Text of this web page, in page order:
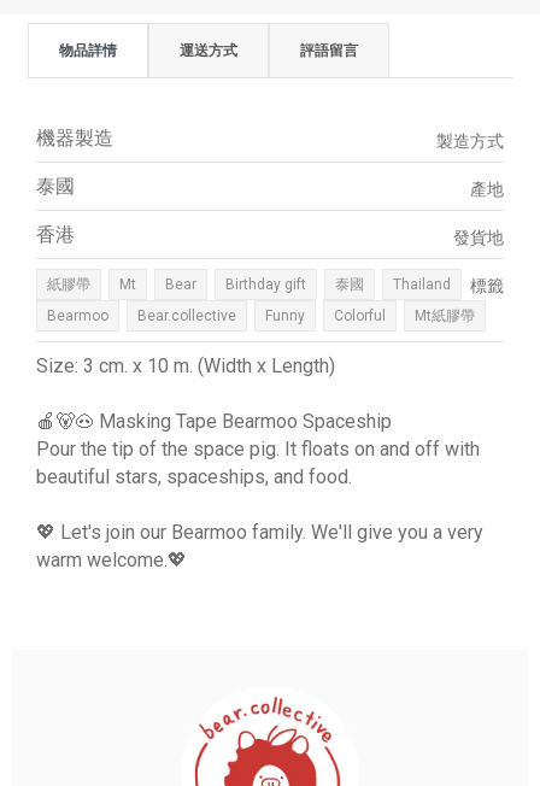
物品詳情 運送方式 評語留言
製造方式
機器製造
產地
泰國
發貨地
香港
標籤
紙膠帶 Mt Bear Birthday gift 泰國
Thailand
Bearmoo
Bear.collective Funny Colorful Mt紙膠帶
Size: 3 cm. x 10 m. (Width x Length)
🍎🐻🐽 Masking Tape Bearmoo Spaceship
Pour the tip of the space pig. It floats on and off with
beautiful stars, spaceships, and food.
💖 Let's join our Bearmoo family. We'll give you a very
warm welcome.💖